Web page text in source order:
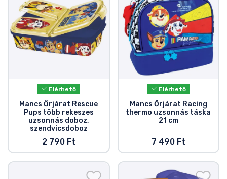
Elérhető
Mancs Őrjárat Rescue
Pups több rekeszes
uzsonnás doboz,
szendvicsdoboz
2 790 Ft
Elérhető
Mancs Őrjárat Racing
thermo uzsonnás táska
21 cm
7 490 Ft